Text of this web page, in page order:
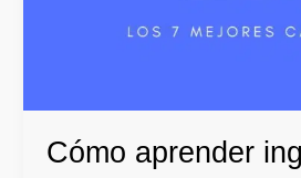
Cómo aprender